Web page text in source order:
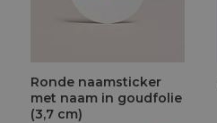
Ronde naamsticker
met naam in goudfolie
(3,7 cm)